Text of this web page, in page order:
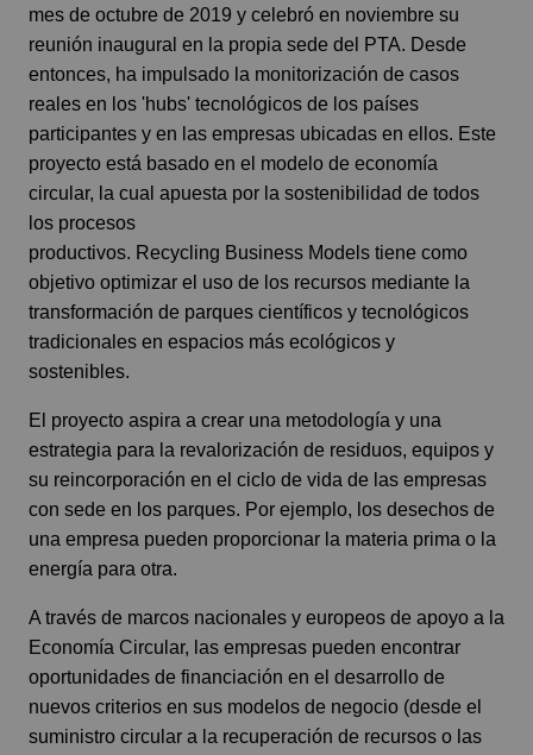
mes de octubre de 2019 y celebró en noviembre su
reunión inaugural en la propia sede del PTA. Desde
entonces, ha impulsado la monitorización de casos
reales en los 'hubs' tecnológicos de los países
participantes y en las empresas ubicadas en ellos. Este
proyecto está basado en el modelo de economía
circular, la cual apuesta por la sostenibilidad de todos
los procesos
productivos. Recycling Business Models tiene como
objetivo optimizar el uso de los recursos mediante la
transformación de parques científicos y tecnológicos
tradicionales en espacios más ecológicos y
sostenibles.
El proyecto aspira a crear una metodología y una
estrategia para la revalorización de residuos, equipos y
su reincorporación en el ciclo de vida de las empresas
con sede en los parques. Por ejemplo, los desechos de
una empresa pueden proporcionar la materia prima o la
energía para otra.
A través de marcos nacionales y europeos de apoyo a la
Economía Circular, las empresas pueden encontrar
oportunidades de financiación en el desarrollo de
nuevos criterios en sus modelos de negocio (desde el
suministro circular a la recuperación de recursos o las